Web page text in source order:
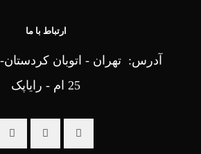
ارتباط با ما
آدرس: تهران - اتوبان کردستان-
25 ام - رایاپک